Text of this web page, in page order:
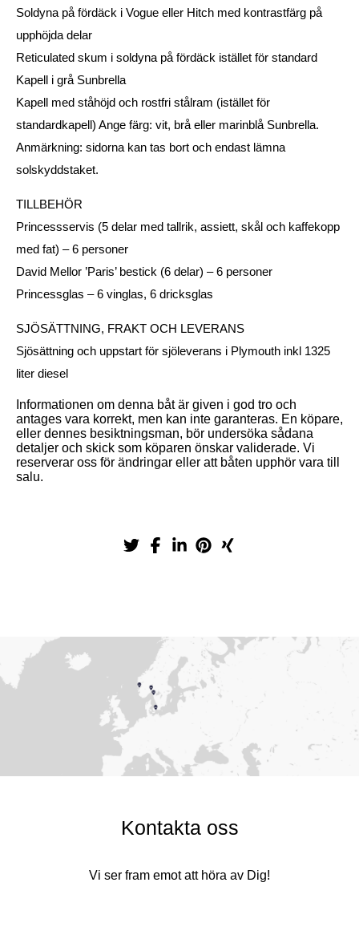
Soldyna på fördäck i Vogue eller Hitch med kontrastfärg på
upphöjda delar
Reticulated skum i soldyna på fördäck istället för standard
Kapell i grå Sunbrella
Kapell med ståhöjd och rostfri stålram (istället för
standardkapell) Ange färg: vit, brå eller marinblå Sunbrella.
Anmärkning: sidorna kan tas bort och endast lämna
solskyddstaket.
TILLBEHÖR
Princessservis (5 delar med tallrik, assiett, skål och kaffekopp
med fat) – 6 personer
David Mellor ’Paris’ bestick (6 delar) – 6 personer
Princessglas – 6 vinglas, 6 dricksglas
SJÖSÄTTNING, FRAKT OCH LEVERANS
Sjösättning och uppstart för sjöleverans i Plymouth inkl 1325
liter diesel
Informationen om denna båt är given i god tro och
antages vara korrekt, men kan inte garanteras. En köpare,
eller dennes besiktningsman, bör undersöka sådana
detaljer och skick som köparen önskar validerade. Vi
reserverar oss för ändringar eller att båten upphör vara till
salu.
Kontakta oss
Vi ser fram emot att höra av Dig!